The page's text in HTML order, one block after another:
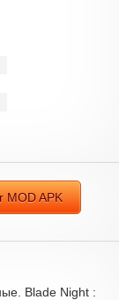
MOD APK
Blade Night :